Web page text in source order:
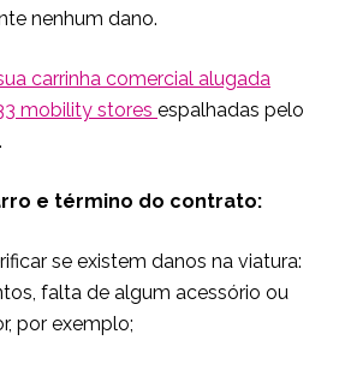
nenhum dano.
carrinha comercial alugada
mobility stores espalhadas pelo
e término do contrato:
se existem danos na viatura:
falta de algum acessório ou
por exemplo;